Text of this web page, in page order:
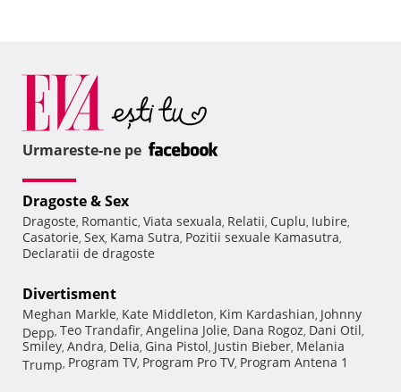
Urmareste-ne pe
Dragoste & Sex
Dragoste, Romantic, Viata sexuala, Relatii, Cuplu, Iubire,
Casatorie, Sex, Kama Sutra, Pozitii sexuale Kamasutra,
Declaratii de dragoste
Divertisment
Meghan Markle, Kate Middleton, Kim Kardashian, Johnny
Depp, Teo Trandafir, Angelina Jolie, Dana Rogoz, Dani Otil,
Smiley, Andra, Delia, Gina Pistol, Justin Bieber, Melania
Trump, Program TV, Program Pro TV, Program Antena 1